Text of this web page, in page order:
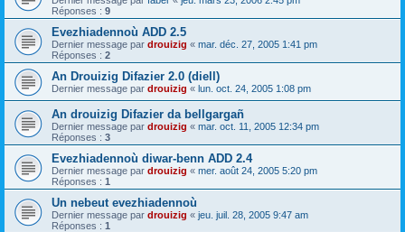
Réponses : 9
Evezhiadennoù ADD 2.5
Dernier message par drouizig « mar. déc. 27, 2005 1:41 pm
Réponses : 2
An Drouizig Difazier 2.0 (diell)
Dernier message par drouizig « lun. oct. 24, 2005 1:08 pm
An drouizig Difazier da bellgargañ
Dernier message par drouizig « mar. oct. 11, 2005 12:34 pm
Réponses : 3
Evezhiadennoù diwar-benn ADD 2.4
Dernier message par drouizig « mer. août 24, 2005 5:20 pm
Réponses : 1
Un nebeut evezhiadennoù
Dernier message par drouizig « jeu. juil. 28, 2005 9:47 am
Réponses : 1